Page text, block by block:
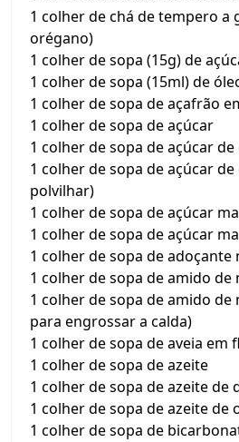
1 colher de chá de tempero a
orégano)
1 colher de sopa (15g) de
1 colher de sopa (15ml) de
1 colher de sopa de açafrão
1 colher de sopa de açúcar
1 colher de sopa de açúcar de
1 colher de sopa de açúcar
polvilhar)
1 colher de sopa de açúcar
1 colher de sopa de açúcar
1 colher de sopa de
1 colher de sopa de amido de
1 colher de sopa de amido de
para engrossar a calda)
1 colher de sopa de aveia em
1 colher de sopa de azeite
1 colher de sopa de azeite de
1 colher de sopa de azeite de
1 colher de sopa de